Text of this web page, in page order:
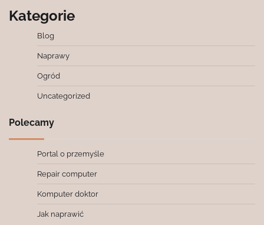
Kategorie
Blog
Naprawy
Ogród
Uncategorized
Polecamy
Portal o przemyśle
Repair computer
Komputer doktor
Jak naprawić